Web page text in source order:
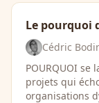
Le pourquoi
Cédric
POURQUOI se
projets qui
organisations